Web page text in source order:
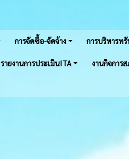
การจัดซื้อ-จัดจ้าง การบริหารท
รายงานการประเมินITA งานกิจการ